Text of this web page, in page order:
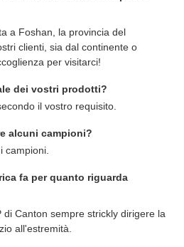
a Foshan, la provincia del
clienti, sia dal continente o
per visitarci!
dei vostri prodotti?
il vostro requisito.
alcuni campioni?
campioni.
fa per quanto riguarda
di Canton sempre strickly dirigere la
all'estremità.